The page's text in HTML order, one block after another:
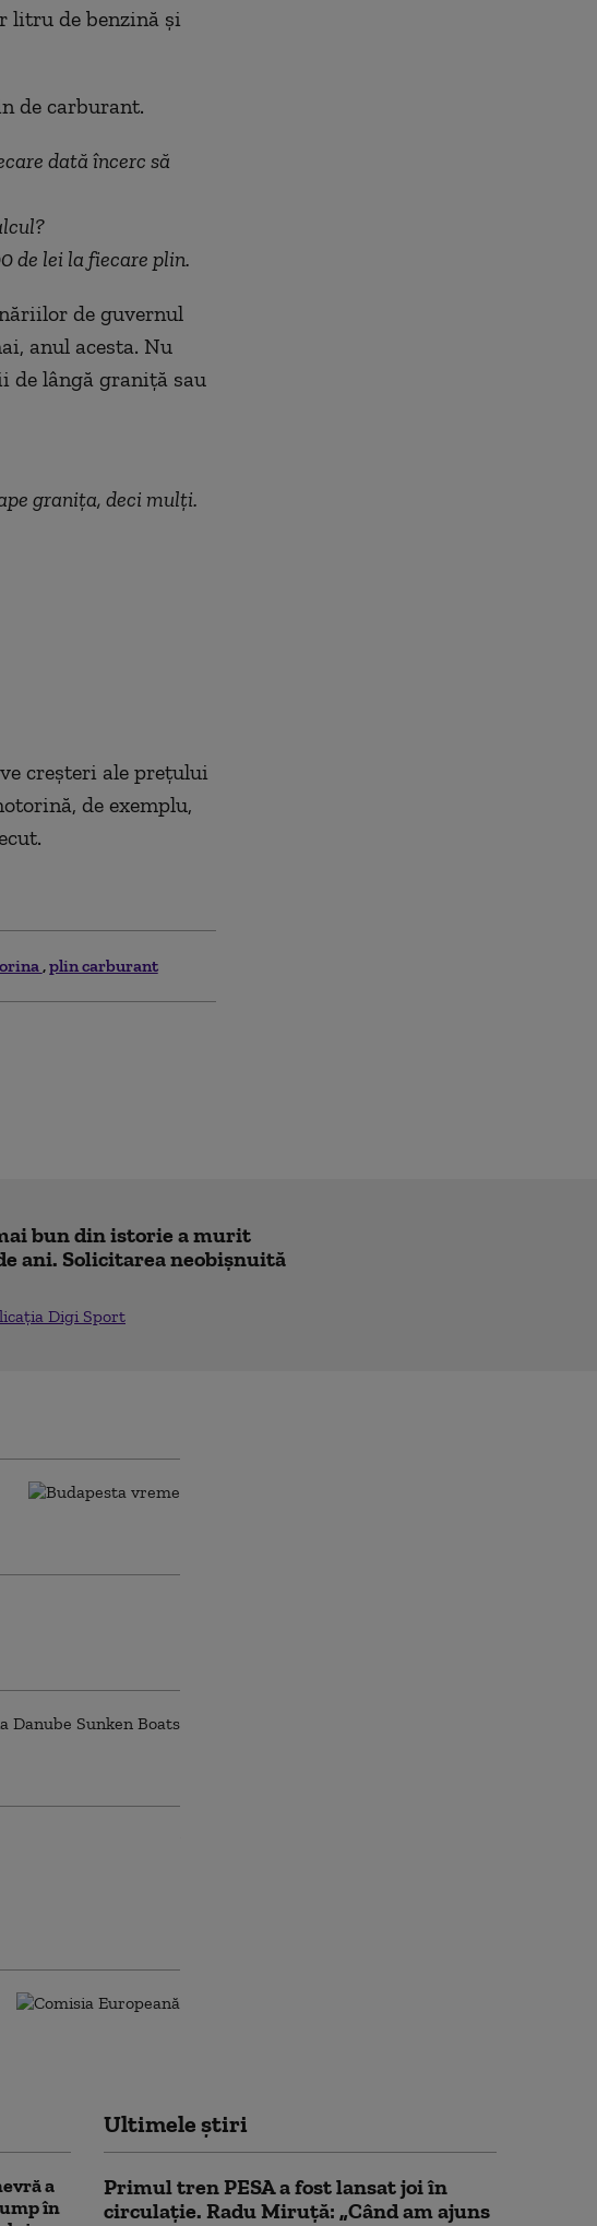
litru de benzină și
de carburant.
dată încerc să
de lei la fiecare plin.
de guvernul
anul acesta. Nu
de lângă graniță sau
granița, deci mulți.
creșteri ale prețului
de exemplu,
plin carburant
bun din istorie a murit
ani. Solicitarea neobișnuită
Digi Sport
a
în
Ultimele știri
Primul tren PESA a fost lansat joi în
circulație. Radu Miruță: „Când am ajuns